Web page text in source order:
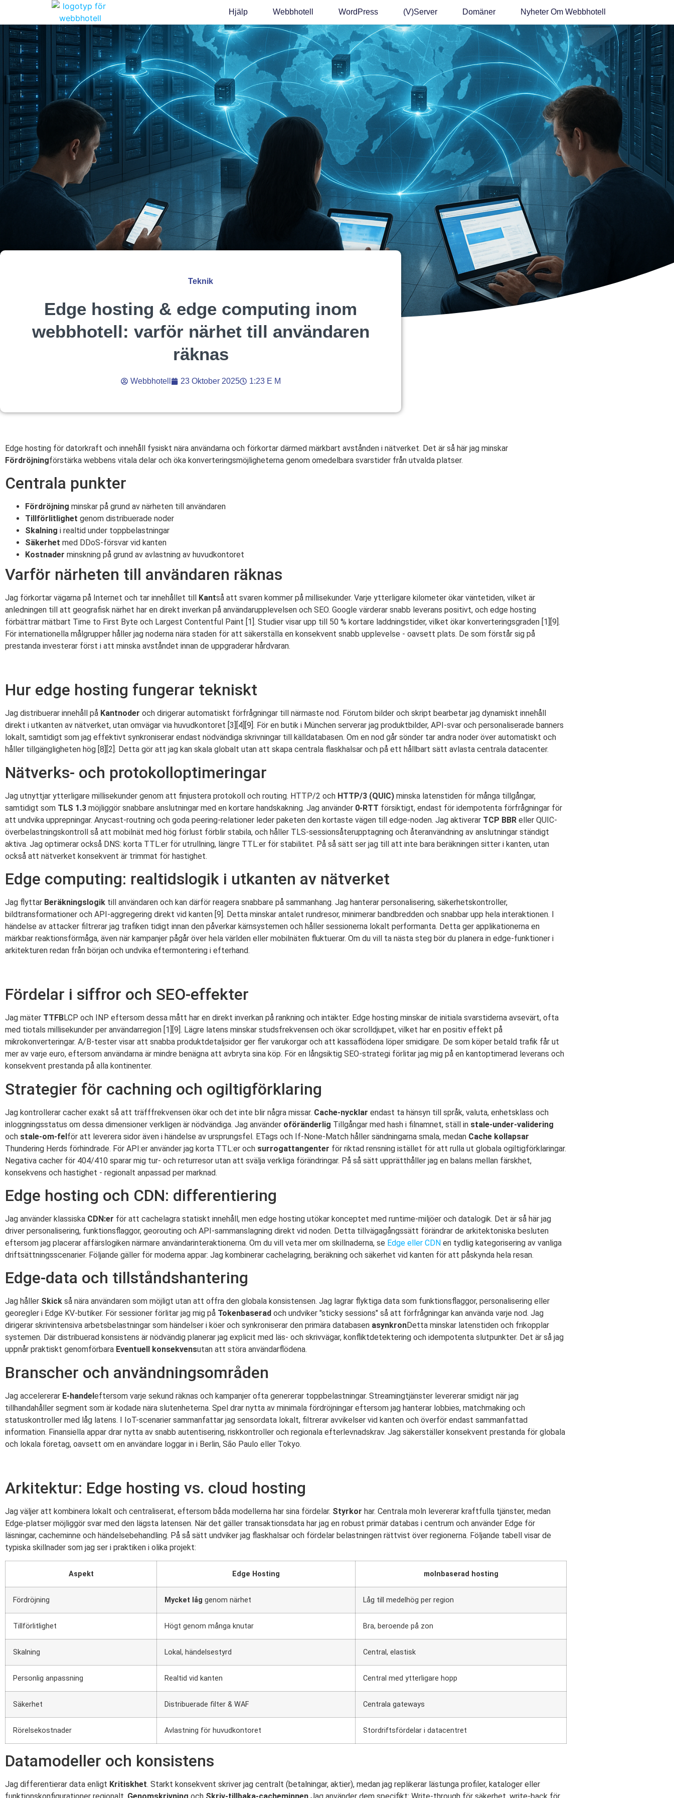
Hjälp Webbhotell WordPress (v)Server Domäner Nyheter Om Webbhotell
Teknik
Edge hosting & edge computing inom
webbhotell: varför närhet till användaren
räknas
Webbhotell 23 Oktober 2025 1:23 E M
Edge hosting för datorkraft och innehåll fysiskt nära användarna och förkortar därmed märkbart avstånden i nätverket. Det är så här jag minskar
Fördröjningförstärka webbens vitala delar och öka konverteringsmöjligheterna genom omedelbara svarstider från utvalda platser.
Centrala punkter
Fördröjning minskar på grund av närheten till användaren
Tillförlitlighet genom distribuerade noder
Skalning i realtid under toppbelastningar
Säkerhet med DDoS-försvar vid kanten
Kostnader minskning på grund av avlastning av huvudkontoret
Varför närheten till användaren räknas
Jag förkortar vägarna på Internet och tar innehållet till Kantså att svaren kommer på millisekunder. Varje ytterligare kilometer ökar väntetiden, vilket är
anledningen till att geografisk närhet har en direkt inverkan på användarupplevelsen och SEO. Google värderar snabb leverans positivt, och edge hosting
förbättrar mätbart Time to First Byte och Largest Contentful Paint [1]. Studier visar upp till 50 % kortare laddningstider, vilket ökar konverteringsgraden [1][9].
För internationella målgrupper håller jag noderna nära staden för att säkerställa en konsekvent snabb upplevelse - oavsett plats. De som förstår sig på
prestanda investerar först i att minska avståndet innan de uppgraderar hårdvaran.
Hur edge hosting fungerar tekniskt
Jag distribuerar innehåll på Kantnoder och dirigerar automatiskt förfrågningar till närmaste nod. Förutom bilder och skript bearbetar jag dynamiskt innehåll
direkt i utkanten av nätverket, utan omvägar via huvudkontoret [3][4][9]. För en butik i München serverar jag produktbilder, API-svar och personaliserade banners
lokalt, samtidigt som jag effektivt synkroniserar endast nödvändiga skrivningar till källdatabasen. Om en nod går sönder tar andra noder över automatiskt och
håller tillgängligheten hög [8][2]. Detta gör att jag kan skala globalt utan att skapa centrala flaskhalsar och på ett hållbart sätt avlasta centrala datacenter.
Nätverks- och protokolloptimeringar
Jag utnyttjar ytterligare millisekunder genom att finjustera protokoll och routing. HTTP/2 och HTTP/3 (QUIC) minska latenstiden för många tillgångar,
samtidigt som TLS 1.3 möjliggör snabbare anslutningar med en kortare handskakning. Jag använder 0-RTT försiktigt, endast för idempotenta förfrågningar för
att undvika upprepningar. Anycast-routning och goda peering-relationer leder paketen den kortaste vägen till edge-noden. Jag aktiverar TCP BBR eller QUIC-
överbelastningskontroll så att mobilnät med hög förlust förblir stabila, och håller TLS-sessionsåterupptagning och återanvändning av anslutningar ständigt
aktiva. Jag optimerar också DNS: korta TTL:er för utrullning, längre TTL:er för stabilitet. På så sätt ser jag till att inte bara beräkningen sitter i kanten, utan
också att nätverket konsekvent är trimmat för hastighet.
Edge computing: realtidslogik i utkanten av nätverket
Jag flyttar Beräkningslogik till användaren och kan därför reagera snabbare på sammanhang. Jag hanterar personalisering, säkerhetskontroller,
bildtransformationer och API-aggregering direkt vid kanten [9]. Detta minskar antalet rundresor, minimerar bandbredden och snabbar upp hela interaktionen. I
händelse av attacker filtrerar jag trafiken tidigt innan den påverkar kärnsystemen och håller sessionerna lokalt performanta. Detta ger applikationerna en
märkbar reaktionsförmåga, även när kampanjer pågår över hela världen eller mobilnäten fluktuerar. Om du vill ta nästa steg bör du planera in edge-funktioner i
arkitekturen redan från början och undvika eftermontering i efterhand.
Fördelar i siffror och SEO-effekter
Jag mäter TTFBLCP och INP eftersom dessa mått har en direkt inverkan på rankning och intäkter. Edge hosting minskar de initiala svarstiderna avsevärt, ofta
med tiotals millisekunder per användarregion [1][9]. Lägre latens minskar studsfrekvensen och ökar scrolldjupet, vilket har en positiv effekt på
mikrokonverteringar. A/B-tester visar att snabba produktdetaljsidor ger fler varukorgar och att kassaflödena löper smidigare. De som köper betald trafik får ut
mer av varje euro, eftersom användarna är mindre benägna att avbryta sina köp. För en långsiktig SEO-strategi förlitar jag mig på en kantoptimerad leverans och
konsekvent prestanda på alla kontinenter.
Strategier för cachning och ogiltigförklaring
Jag kontrollerar cacher exakt så att träfffrekvensen ökar och det inte blir några missar. Cache-nycklar endast ta hänsyn till språk, valuta, enhetsklass och
inloggningsstatus om dessa dimensioner verkligen är nödvändiga. Jag använder oföränderlig Tillgångar med hash i filnamnet, ställ in stale-under-validering
och stale-om-felför att leverera sidor även i händelse av ursprungsfel. ETags och If-None-Match håller sändningarna smala, medan Cache kollapsar
Thundering Herds förhindrade. För API:er använder jag korta TTL:er och surrogattangenter för riktad rensning istället för att rulla ut globala ogiltigförklaringar.
Negativa cacher för 404/410 sparar mig tur- och returresor utan att svälja verkliga förändringar. På så sätt upprätthåller jag en balans mellan färskhet,
konsekvens och hastighet - regionalt anpassad per marknad.
Edge hosting och CDN: differentiering
Jag använder klassiska CDN:er för att cachelagra statiskt innehåll, men edge hosting utökar konceptet med runtime-miljöer och datalogik. Det är så här jag
driver personalisering, funktionsflaggor, georouting och API-sammanslagning direkt vid noden. Detta tillvägagångssätt förändrar de arkitektoniska besluten
eftersom jag placerar affärslogiken närmare användarinteraktionerna. Om du vill veta mer om skillnaderna, se Edge eller CDN en tydlig kategorisering av vanliga
driftsättningsscenarier. Följande gäller för moderna appar: Jag kombinerar cachelagring, beräkning och säkerhet vid kanten för att påskynda hela resan.
Edge-data och tillståndshantering
Jag håller Skick så nära användaren som möjligt utan att offra den globala konsistensen. Jag lagrar flyktiga data som funktionsflaggor, personalisering eller
georegler i Edge KV-butiker. För sessioner förlitar jag mig på Tokenbaserad och undviker "sticky sessions" så att förfrågningar kan använda varje nod. Jag
dirigerar skrivintensiva arbetsbelastningar som händelser i köer och synkroniserar den primära databasen asynkronDetta minskar latenstiden och frikopplar
systemen. Där distribuerad konsistens är nödvändig planerar jag explicit med läs- och skrivvägar, konfliktdetektering och idempotenta slutpunkter. Det är så jag
uppnår praktiskt genomförbara Eventuell konsekvensutan att störa användarflödena.
Branscher och användningsområden
Jag accelererar E-handeleftersom varje sekund räknas och kampanjer ofta genererar toppbelastningar. Streamingtjänster levererar smidigt när jag
tillhandahåller segment som är kodade nära slutenheterna. Spel drar nytta av minimala fördröjningar eftersom jag hanterar lobbies, matchmaking och
statuskontroller med låg latens. I IoT-scenarier sammanfattar jag sensordata lokalt, filtrerar avvikelser vid kanten och överför endast sammanfattad
information. Finansiella appar drar nytta av snabb autentisering, riskkontroller och regionala efterlevnadskrav. Jag säkerställer konsekvent prestanda för globala
och lokala företag, oavsett om en användare loggar in i Berlin, São Paulo eller Tokyo.
Arkitektur: Edge hosting vs. cloud hosting
Jag väljer att kombinera lokalt och centraliserat, eftersom båda modellerna har sina fördelar. Styrkor har. Centrala moln levererar kraftfulla tjänster, medan
Edge-platser möjliggör svar med den lägsta latensen. När det gäller transaktionsdata har jag en robust primär databas i centrum och använder Edge för
läsningar, cacheminne och händelsebehandling. På så sätt undviker jag flaskhalsar och fördelar belastningen rättvist över regionerna. Följande tabell visar de
typiska skillnader som jag ser i praktiken i olika projekt:
Aspekt Edge Hosting molnbaserad hosting
Fördröjning Mycket låg genom närhet Låg till medelhög per region
Tillförlitlighet Högt genom många knutar Bra, beroende på zon
Skalning Lokal, händelsestyrd Central, elastisk
Personlig anpassning Realtid vid kanten Central med ytterligare hopp
Säkerhet Distribuerade filter & WAF Centrala gateways
Rörelsekostnader Avlastning för huvudkontoret Stordriftsfördelar i datacentret
Datamodeller och konsistens
Jag differentierar data enligt Kritiskhet. Starkt konsekvent skriver jag centralt (betalningar, aktier), medan jag replikerar lästunga profiler, kataloger eller